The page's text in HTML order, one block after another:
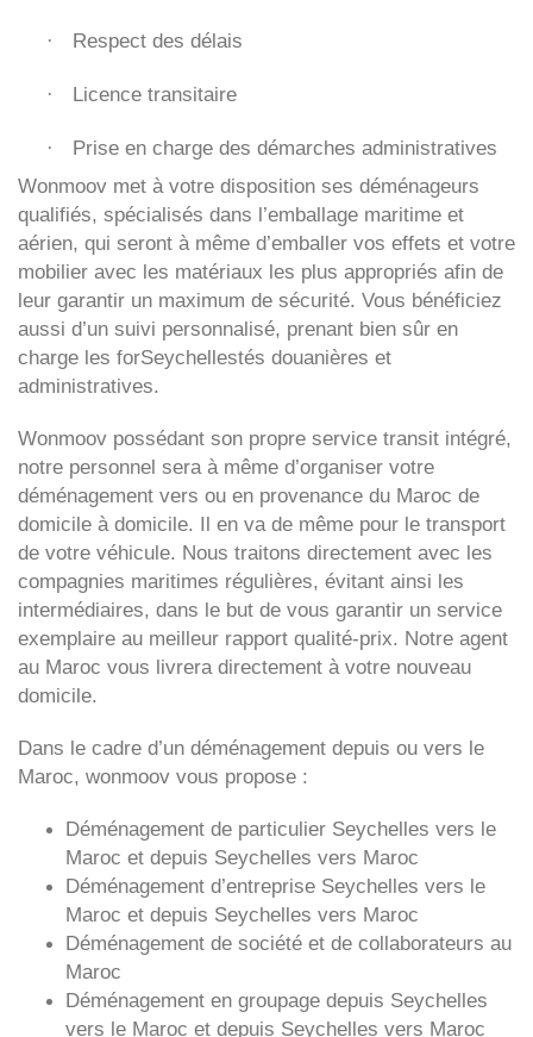
· Respect des délais
· Licence transitaire
·
Prise en charge des démarches administratives
Wonmoov met à votre disposition ses déménageurs
qualifiés, spécialisés dans l’emballage maritime et
aérien, qui seront à même d’emballer vos effets et votre
mobilier avec les matériaux les plus appropriés afin de
leur garantir un maximum de sécurité. Vous bénéficiez
aussi d’un suivi personnalisé, prenant bien sûr en
charge les forSeychellestés douanières et
administratives.
Wonmoov possédant son propre service transit intégré,
notre personnel sera à même d’organiser votre
déménagement vers ou en provenance du Maroc de
domicile à domicile. Il en va de même pour le transport
de votre véhicule. Nous traitons directement avec les
compagnies maritimes régulières, évitant ainsi les
intermédiaires, dans le but de vous garantir un service
exemplaire au meilleur rapport qualité-prix. Notre agent
au Maroc vous livrera directement à votre nouveau
domicile.
Dans le cadre d’un déménagement depuis ou vers le
Maroc, wonmoov vous propose :
Déménagement de particulier Seychelles vers le
Maroc et depuis Seychelles vers Maroc
Déménagement d’entreprise Seychelles vers le
Maroc et depuis Seychelles vers Maroc
Déménagement de société et de collaborateurs au
Maroc
Déménagement en groupage depuis Seychelles
vers le Maroc et depuis Seychelles vers Maroc